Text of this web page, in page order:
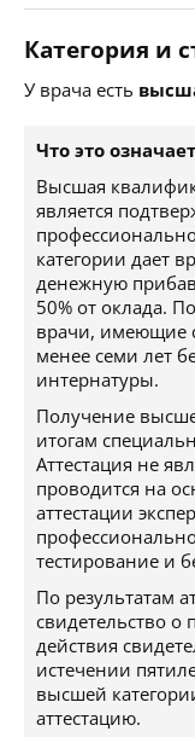
Категория и
У врача есть
Что это
Высшая
является
категории дает
денежную
50% от оклада.
врачи, имеющие
менее семи лет
интернатуры.
Получение
итогам
Аттестация не
проводится на
аттестации
тестирование и
По результатам
свидетельство о
действия
истечении
высшей
аттестацию.